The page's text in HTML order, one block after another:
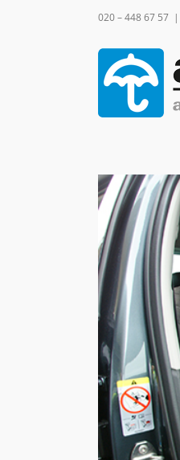
020 – 448 67 57 |